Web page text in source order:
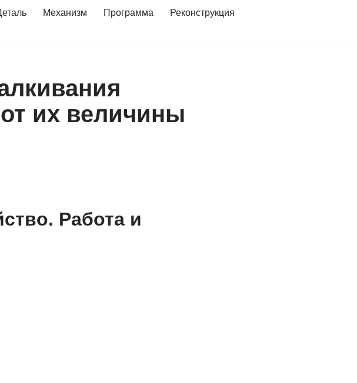
Механизм Программа
Реконструкция
их величины
Работа и